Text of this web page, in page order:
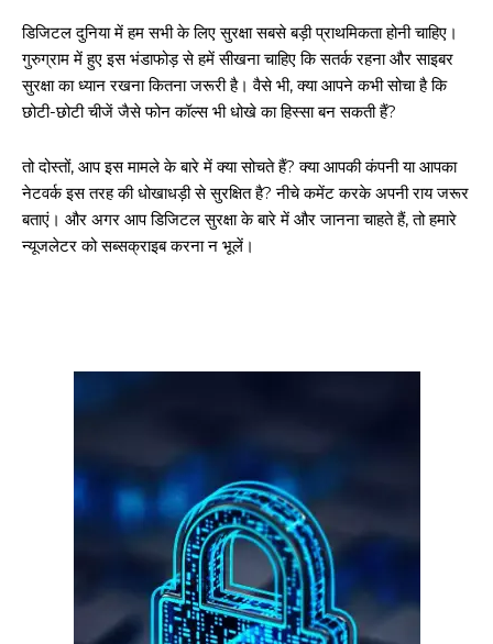
गुरुग्राम साइबर पुलिस ने बीते छह महीने में 18 बैंक कर्मचारियों को किया गिरफ्तार
इन लोगों ने लालच में आकर बैंक खाते खोलकर साइबर ठगों को उपलब्ध कराए
डिजिटल दुनिया में हम सभी के लिए सुरक्षा सबसे बड़ी प्राथमिकता होनी चाहिए।
गुरुग्राम में हुए इस भंडाफोड़ से हमें सीखना चाहिए कि सतर्क रहना और साइबर
सुरक्षा का ध्यान रखना कितना जरूरी है। वैसे भी, क्या आपने कभी सोचा है कि
छोटी-छोटी चीजें जैसे फोन कॉल्स भी धोखे का हिस्सा बन सकती हैं?
तो दोस्तों, आप इस मामले के बारे में क्या सोचते हैं? क्या आपकी कंपनी या आपका
नेटवर्क इस तरह की धोखाधड़ी से सुरक्षित है? नीचे कमेंट करके अपनी राय जरूर
बताएं। और अगर आप डिजिटल सुरक्षा के बारे में और जानना चाहते हैं, तो हमारे
न्यूजलेटर को सब्सक्राइब करना न भूलें।